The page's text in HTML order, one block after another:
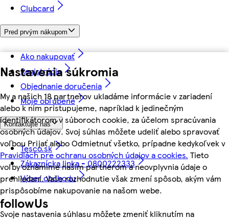
Nastavenia súkromia
My a našich 18 partnerov ukladáme informácie v zariadení
alebo k nim pristupujeme, napríklad k jedinečným
identifikátorom v súboroch cookie, za účelom spracúvania
osobných údajov. Svoj súhlas môžete udeliť alebo spravovať
voľbou Prijať alebo Odmietnuť všetko, prípadne kedykoľvek v
Pravidlách pre ochranu osobných údajov a cookies. Tieto
voľby oznámime našim partnerom a neovplyvnia údaje o
prehliadaní. Vaše rozhodnutie však zmení spôsob, akým vám
prispôsobíme nakupovanie na našom webe.
Svoje nastavenia súhlasu môžete zmeniť kliknutím na
Clubcard
Pred prvým nákupom
Ako nakupovať
Registrácia
Objednanie doručenia
Moje obľúbené
Kontaktujte nás
Tesco.sk
Zákaznícka linka - 0800222333
Výber obchodu
followUs